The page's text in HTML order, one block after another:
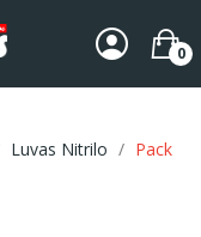
0
Luvas Nitrilo
Pack